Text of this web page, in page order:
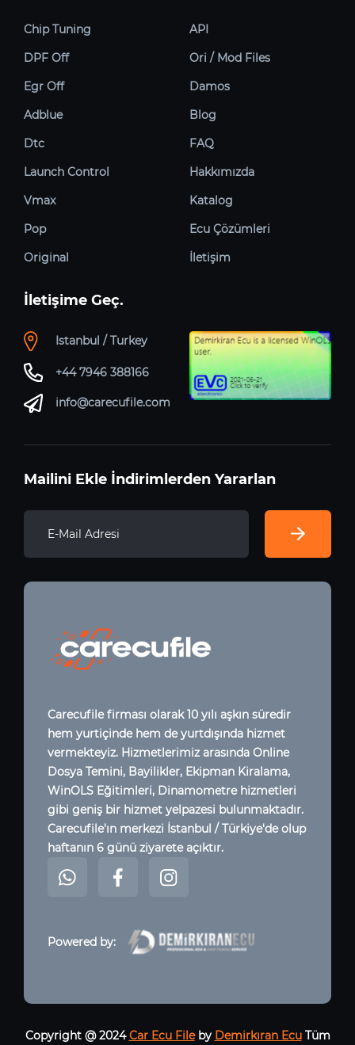
Chip Tuning
DPF Off
Egr Off
Adblue
Dtc
Launch Control
Vmax
Pop
Original
API
Ori / Mod Files
Damos
Blog
FAQ
Hakkımızda
Katalog
Ecu Çözümleri
İletişim
İletişime Geç.
Istanbul / Turkey
+44 7946 388166
info@carecufile.com
Mailini Ekle İndirimlerden Yararlan
Carecufile firması olarak 10 yılı aşkın süredir
hem yurtiçinde hem de yurtdışında hizmet
vermekteyiz. Hizmetlerimiz arasında Online
Dosya Temini, Bayilikler, Ekipman Kiralama,
WinOLS Eğitimleri, Dinamometre hizmetleri
gibi geniş bir hizmet yelpazesi bulunmaktadır.
Carecufile'ın merkezi İstanbul / Türkiye'de olup
haftanın 6 günü ziyarete açıktır.
Powered by:
Copyright @ 2024Car Ecu Fileby Demirkıran EcuTüm